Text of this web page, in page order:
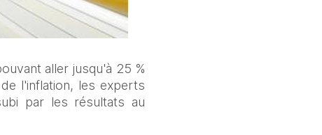
aller jusqu'à 25 %
l'inflation, les experts
par les résultats au